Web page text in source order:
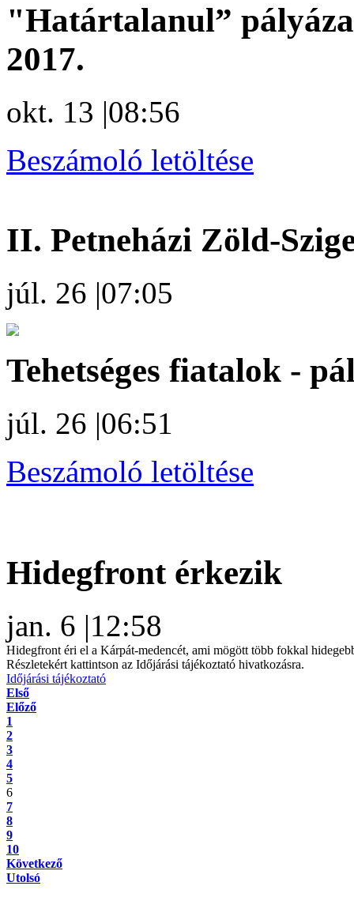
"Határtalanul”
2017.
okt. 13 |08:56
Beszámoló letöltése
II. Petneházi Zöld-
júl. 26 |07:05
Tehetséges fiatalok -
júl. 26 |06:51
Beszámoló letöltése
Hidegfront érkezik
jan. 6 |12:58
Hidegfront éri el a Kárpát-medencét, ami mögött több fokkal
Részletekért kattintson az Időjárási tájékoztató hivatkozásra.
Időjárási tájékoztató
Első
Előző
1
2
3
4
5
6
7
8
9
10
Következő
Utolsó